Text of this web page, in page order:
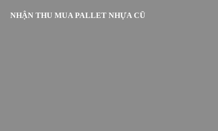
NHẬN THU MUA PALLET NHỰA CŨ